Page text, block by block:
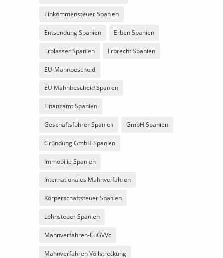
Einkommensteuer Spanien
Entsendung Spanien Erben Spanien
Erblasser Spanien Erbrecht Spanien
EU-Mahnbescheid
EU Mahnbescheid Spanien
Finanzamt Spanien
Geschäftsführer Spanien GmbH Spanien
Gründung GmbH Spanien
Immobilie Spanien
Internationales Mahnverfahren
Körperschaftsteuer Spanien
Lohnsteuer Spanien
Mahnverfahren-EuGVVo
Mahnverfahren Vollstreckung